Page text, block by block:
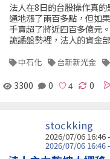
法人在8日的台股操作真
通地漲了兩百多點，但如
手賣超了將近四百多億元
詭譎盤勢裡，法人的資金部
中石化 台新新光金
3300 0 0
stockking
2026/07/06 16:46
2026/07/06 16:46